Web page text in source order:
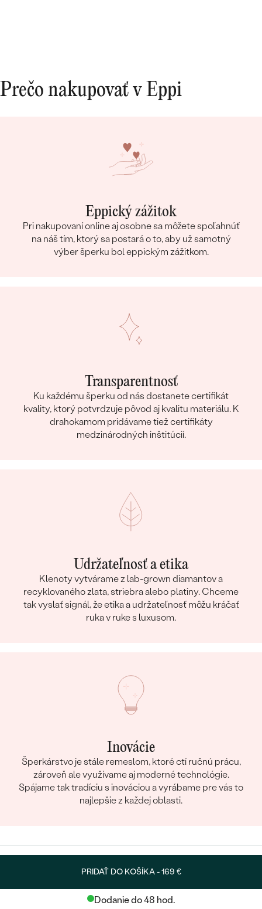
Prečo nakupovať v Eppi
Eppický zážitok
Pri nakupovaní online aj osobne sa môžete spoľahnúť
na náš tím, ktorý sa postará o to, aby už samotný
výber šperku bol eppickým zážitkom.
Transparentnosť
Ku každému šperku od nás dostanete certifikát
kvality, ktorý potvrdzuje pôvod aj kvalitu materiálu. K
drahokamom pridávame tiež certifikáty
medzinárodných inštitúcií.
Udržateľnosť a etika
Klenoty vytvárame z lab-grown diamantov a
recyklovaného zlata, striebra alebo platiny. Chceme
tak vyslať signál, že etika a udržateľnosť môžu kráčať
ruka v ruke s luxusom.
Inovácie
Šperkárstvo je stále remeslom, ktoré ctí ručnú prácu,
zároveň ale využívame aj moderné technológie.
Spájame tak tradíciu s inováciou a vyrábame pre vás to
najlepšie z každej oblasti.
PRIDAŤ DO KOŠÍKA -169 €
Dodanie do 48 hod.